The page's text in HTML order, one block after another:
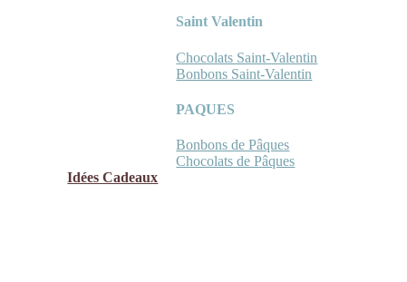
Saint Valentin
Chocolats Saint-Valentin
Bonbons Saint-Valentin
PAQUES
Bonbons de Pâques
Chocolats de Pâques
Idées Cadeaux